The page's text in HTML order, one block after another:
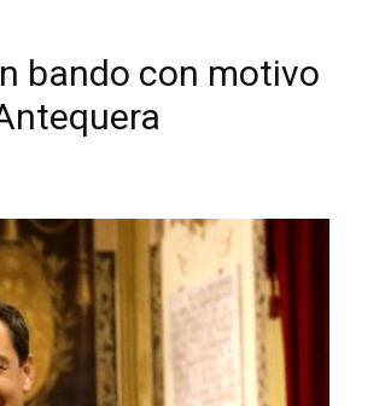
bando con motivo